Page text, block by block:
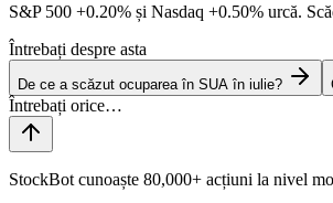
S&P 500 +0.20% și Nasdaq +0.50% urcă.
Întrebați despre asta
De ce a scăzut ocuparea în SUA în iulie?
StockBot cunoaște 80,000+ acțiuni la nivel